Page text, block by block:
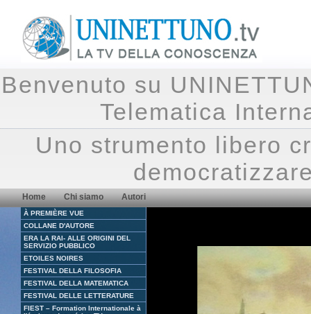
Benvenuto su
Telematica
Uno strumento libero
Home Chi siamo Autori
À PREMIÈRE VUE
COLLANE D'AUTORE
ERA LA RAI- ALLE ORIGINI DEL
SERVIZIO PUBBLICO
ETOILES NOIRES
FESTIVAL DELLA FILOSOFIA
FESTIVAL DELLA MATEMATICA
FESTIVAL DELLE LETTERATURE
FIEST – Formation Internationale à